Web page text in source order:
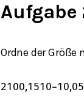
Aufgabe
Ordne der
2100,1510−1 0,05